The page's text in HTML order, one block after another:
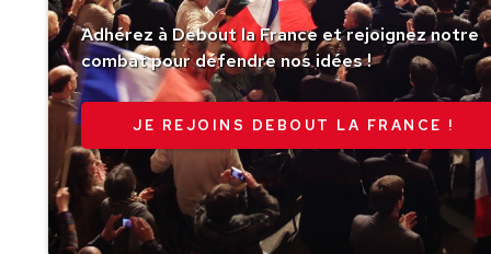
Adhérez à Debout la France et rejoignez notre
combat pour défendre nos idées !
JE REJOINS DEBOUT LA FRANCE !